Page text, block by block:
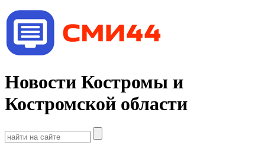
Новости Костромы и
Костромской области